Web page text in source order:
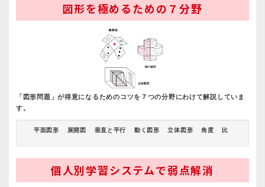
図形を極めるための７分野
「図形問題」が得意になるためのコツを７つの分野にわけて解説していま
す。
平面図形 展開図 垂直と平行 動く図形 立体図形 角度 比
個人別学習システムで弱点解消